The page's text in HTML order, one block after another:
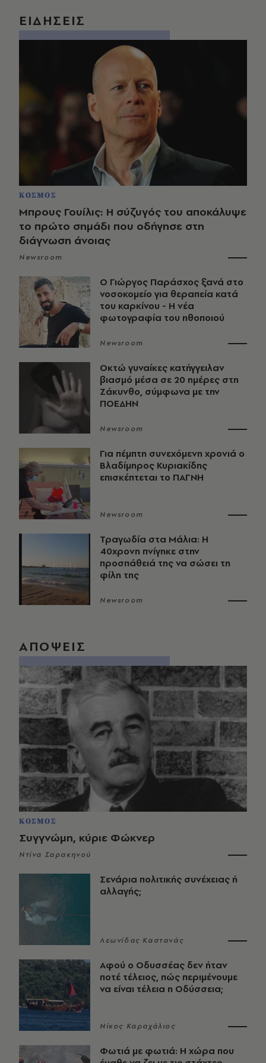
ΕΙΔΗΣΕΙΣ
ΚΟΣΜΟΣ
Μπρους Γουίλις: Η σύζυγός του αποκάλυψε
το πρώτο σημάδι που οδήγησε στη
διάγνωση άνοιας
Newsroom
O Γιώργος Παράσχος ξανά στο
νοσοκομείο για θεραπεία κατά
του καρκίνου - Η νέα
φωτογραφία του ηθοποιού
Newsroom
Οκτώ γυναίκες κατήγγειλαν
βιασμό μέσα σε 20 ημέρες στη
Ζάκυνθο, σύμφωνα με την
ΠΟΕΔΗΝ
Newsroom
Για πέμπτη συνεχόμενη χρονιά ο
Βλαδίμηρος Κυριακίδης
επισκέπτεται το ΠΑΓΝΗ
Newsroom
Τραγωδία στα Μάλια: Η
40χρονη πνίγηκε στην
προσπάθειά της να σώσει τη
φίλη της
Newsroom
ΑΠΟΨΕΙΣ
ΚΟΣΜΟΣ
Συγγνώμη, κύριε Φώκνερ
Ντίνα Σαρακηνού
Σενάρια πολιτικής συνέχειας ή
αλλαγής;
Λεωνίδας Καστανάς
Αφού ο Οδυσσέας δεν ήταν
ποτέ τέλειος, πώς περιμένουμε
να είναι τέλεια η Οδύσσεια;
Νίκος Καραχάλιος
Φωτιά με φωτιά: Η χώρα που